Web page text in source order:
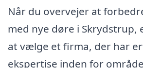
Når du overvejer at
med nye døre i Skrydstrup,
at vælge et firma, der har
ekspertise inden for